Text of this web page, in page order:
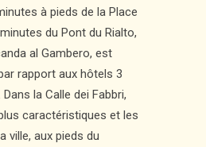
à pieds de la Place
du Pont du Rialto,
al Gambero, est
rapport aux hôtels 3
la Calle dei Fabbri,
caractéristiques et les
ville, aux pieds du